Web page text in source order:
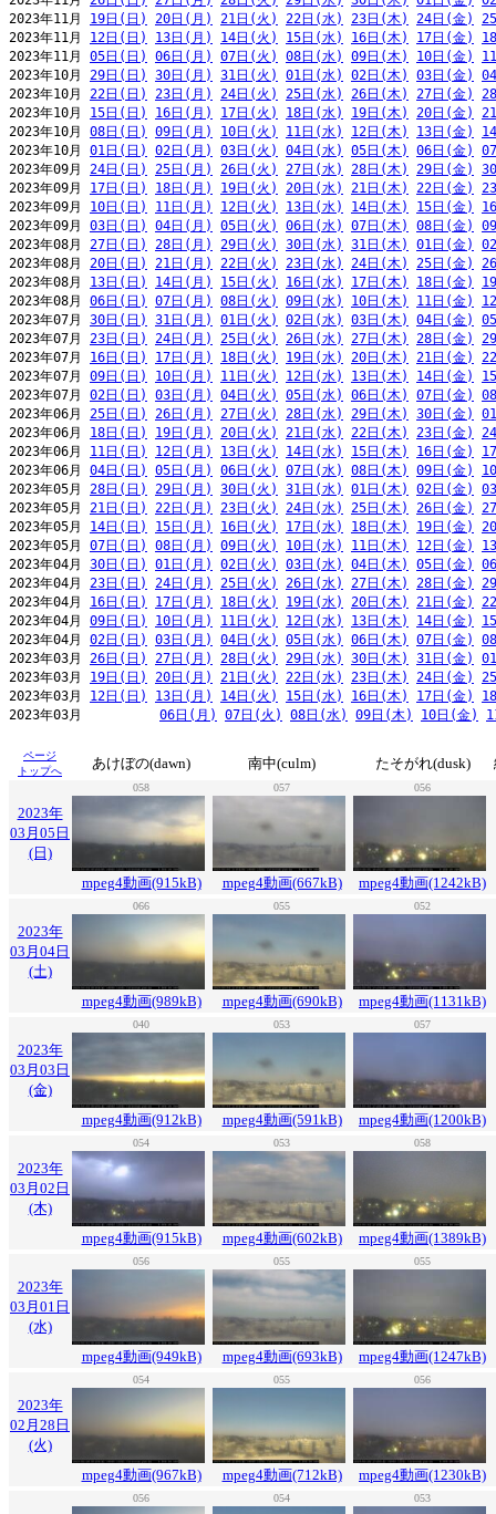
2023年11月 19日(日) 20日(月) 21日(火) 22日(水) 23日(木) 24日(金)
2023年11月 12日(日) 13日(月) 14日(火) 15日(水) 16日(木) 17日(金)
2023年11月 05日(日) 06日(月) 07日(火) 08日(水) 09日(木) 10日(金)
2023年10月 29日(日) 30日(月) 31日(火) 01日(水) 02日(木) 03日(金)
2023年10月 22日(日) 23日(月) 24日(火) 25日(水) 26日(木) 27日(金)
2023年10月 15日(日) 16日(月) 17日(火) 18日(水) 19日(木) 20日(金)
2023年10月 08日(日) 09日(月) 10日(火) 11日(水) 12日(木) 13日(金)
2023年10月 01日(日) 02日(月) 03日(火) 04日(水) 05日(木) 06日(金)
2023年09月 24日(日) 25日(月) 26日(火) 27日(水) 28日(木) 29日(金)
2023年09月 17日(日) 18日(月) 19日(火) 20日(水) 21日(木) 22日(金)
2023年09月 10日(日) 11日(月) 12日(火) 13日(水) 14日(木) 15日(金)
2023年09月 03日(日) 04日(月) 05日(火) 06日(水) 07日(木) 08日(金)
2023年08月 27日(日) 28日(月) 29日(火) 30日(水) 31日(木) 01日(金)
2023年08月 20日(日) 21日(月) 22日(火) 23日(水) 24日(木) 25日(金)
2023年08月 13日(日) 14日(月) 15日(火) 16日(水) 17日(木) 18日(金)
2023年08月 06日(日) 07日(月) 08日(火) 09日(水) 10日(木) 11日(金)
2023年07月 30日(日) 31日(月) 01日(火) 02日(水) 03日(木) 04日(金)
2023年07月 23日(日) 24日(月) 25日(火) 26日(水) 27日(木) 28日(金)
2023年07月 16日(日) 17日(月) 18日(火) 19日(水) 20日(木) 21日(金)
2023年07月 09日(日) 10日(月) 11日(火) 12日(水) 13日(木) 14日(金)
2023年07月 02日(日) 03日(月) 04日(火) 05日(水) 06日(木) 07日(金)
2023年06月 25日(日) 26日(月) 27日(火) 28日(水) 29日(木) 30日(金)
2023年06月 18日(日) 19日(月) 20日(火) 21日(水) 22日(木) 23日(金)
2023年06月 11日(日) 12日(月) 13日(火) 14日(水) 15日(木) 16日(金)
2023年06月 04日(日) 05日(月) 06日(火) 07日(水) 08日(木) 09日(金)
2023年05月 28日(日) 29日(月) 30日(火) 31日(水) 01日(木) 02日(金)
2023年05月 21日(日) 22日(月) 23日(火) 24日(水) 25日(木) 26日(金)
2023年05月 14日(日) 15日(月) 16日(火) 17日(水) 18日(木) 19日(金)
2023年05月 07日(日) 08日(月) 09日(火) 10日(水) 11日(木) 12日(金)
2023年04月 30日(日) 01日(月) 02日(火) 03日(水) 04日(木) 05日(金)
2023年04月 23日(日) 24日(月) 25日(火) 26日(水) 27日(木) 28日(金)
2023年04月 16日(日) 17日(月) 18日(火) 19日(水) 20日(木) 21日(金)
2023年04月 09日(日) 10日(月) 11日(火) 12日(水) 13日(木) 14日(金)
2023年04月 02日(日) 03日(月) 04日(火) 05日(水) 06日(木) 07日(金)
2023年03月 26日(日) 27日(月) 28日(火) 29日(水) 30日(木) 31日(金)
2023年03月 19日(日) 20日(月) 21日(火) 22日(水) 23日(木) 24日(金)
2023年03月 12日(日) 13日(月) 14日(火) 15日(水) 16日(木) 17日(金)
2023年03月 06日(月) 07日(火) 08日(水) 09日(木) 10日(金)
ページ
トップへ
あけぼの(dawn) 南中(culm) たそがれ(dusk)
058 057 056
2023年
03月05日
(日)
mpeg4動画(915kB)
mpeg4動画(667kB) mpeg4動画(1242kB)
066 055 052
2023年
03月04日
(土)
mpeg4動画(989kB)
mpeg4動画(690kB) mpeg4動画(1131kB)
040 053 057
2023年
03月03日
(金)
mpeg4動画(912kB)
mpeg4動画(591kB) mpeg4動画(1200kB)
054 053 058
2023年
03月02日
(木)
mpeg4動画(915kB)
mpeg4動画(602kB) mpeg4動画(1389kB)
056 055 055
2023年
03月01日
(水)
mpeg4動画(949kB)
mpeg4動画(693kB) mpeg4動画(1247kB)
054 055 056
2023年
02月28日
(火)
mpeg4動画(967kB)
mpeg4動画(712kB) mpeg4動画(1230kB)
056 054 053